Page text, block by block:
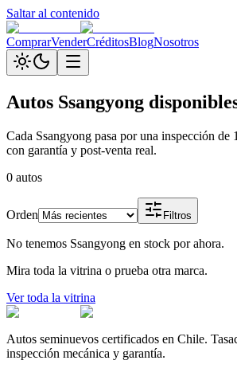
Saltar al contenido
ComprarVenderCréditosBlogNosotros
Autos Ssangyong
Cada Ssangyong pasa por una inspección de
con garantía y post-venta real.
0 autos
Orden Filtros
No tenemos Ssangyong en stock por ahora.
Mira toda la vitrina o prueba otra marca.
Ver toda la vitrina
Autos seminuevos certificados en Chile.
inspección mecánica y garantía.